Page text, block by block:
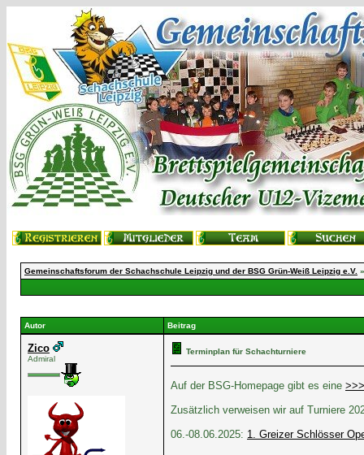
Gemeinschaftsforum der Schachschule Leipzig und der BSG Grün-Weiß Leipzig e.V.
Autor Beitrag
Zico
Admiral
Terminplan für Schachturniere
Auf der BSG-Homepage gibt es eine
Zusätzlich verweisen wir auf Turniere
06.-08.06.2025: 1. Greizer Schlösser